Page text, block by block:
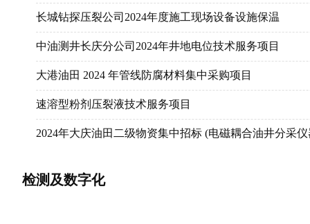
湖北恩施鄂恩项目高压管汇及井口技术服务采购
塔501项目钻头、螺杆一体化技术服务采购
阴极保护系统维护
安东石油-DPP项目现场监理-招标公告
尔参1井羊参1井射孔技术服务采购
AUTOMATION ANYWHERE产品续费服务项目
长城钻探压裂公司2024年度施工现场设备设施保温
中油测井长庆分公司2024年井地电位技术服务项目
大港油田 2024 年管线防腐材料集中采购项目
速溶型粉剂压裂液技术服务项目
2024年大庆油田二级物资集中招标 (电磁耦合油井分采仪
检测及数字化